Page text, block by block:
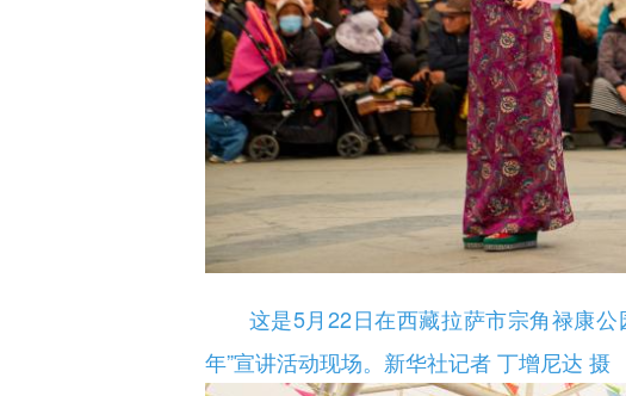
这是5月22日在西藏拉萨市宗角禄康公
年”宣讲活动现场。新华社记者 丁增尼达 摄